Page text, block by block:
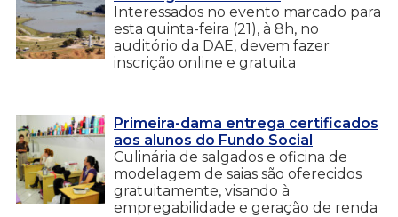
Interessados no evento marcado para
esta quinta-feira (21), à 8h, no
auditório da DAE, devem fazer
inscrição online e gratuita
Primeira-dama entrega certificados
aos alunos do Fundo Social
Culinária de salgados e oficina de
modelagem de saias são oferecidos
gratuitamente, visando à
empregabilidade e geração de renda